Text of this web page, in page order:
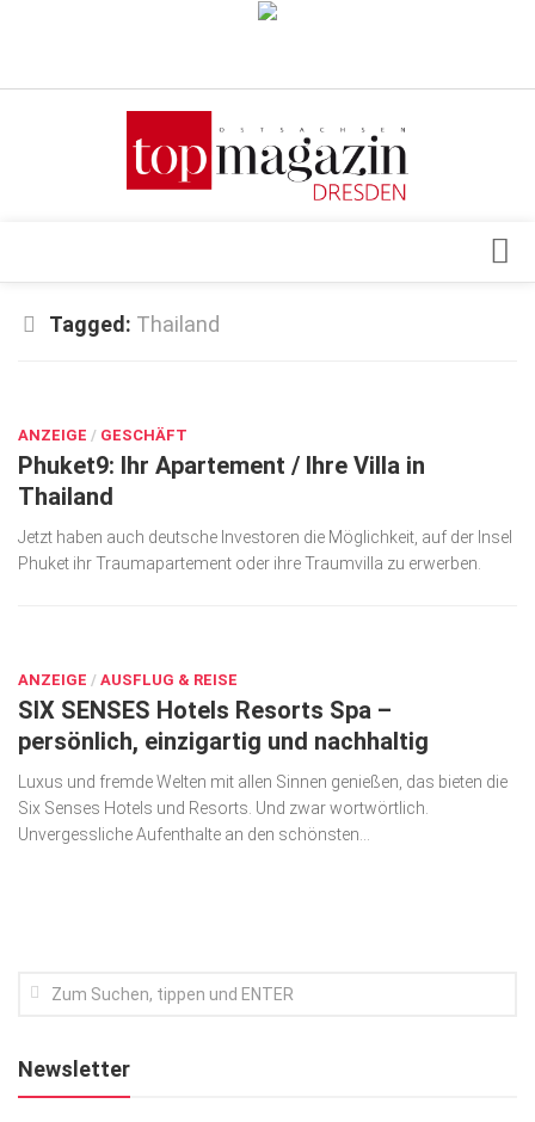
Verkaufsstellen
Top Gesundheitsforum Dresden / Ostsachsen
Geschäft
gesund & schön
Gesellschaft
Kunst & Kultur
Podcast
Top Branchen
SACHSEN IN PARIS
Tagged: Thailand
ANZEIGE / GESCHÄFT
Phuket9: Ihr Apartement / Ihre Villa in
Thailand
Jetzt haben auch deutsche Investoren die Möglichkeit, auf der Insel
Phuket ihr Traum­apartement oder ihre Traumvilla zu erwerben.
ANZEIGE / AUSFLUG & REISE
SIX SENSES Hotels Resorts Spa –
persönlich, einzigartig und nachhaltig
Luxus und fremde Welten mit allen Sinnen genießen, das bieten die
Six Senses Hotels und Resorts. Und zwar wortwörtlich.
Unvergessliche Aufenthalte an den schönsten...
Newsletter